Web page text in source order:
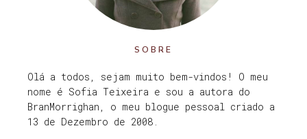
SOBRE
Olá a todos, sejam muito bem-vindos! O meu
nome é Sofia Teixeira e sou a autora do
BranMorrighan, o meu blogue pessoal criado a
13 de Dezembro de 2008.